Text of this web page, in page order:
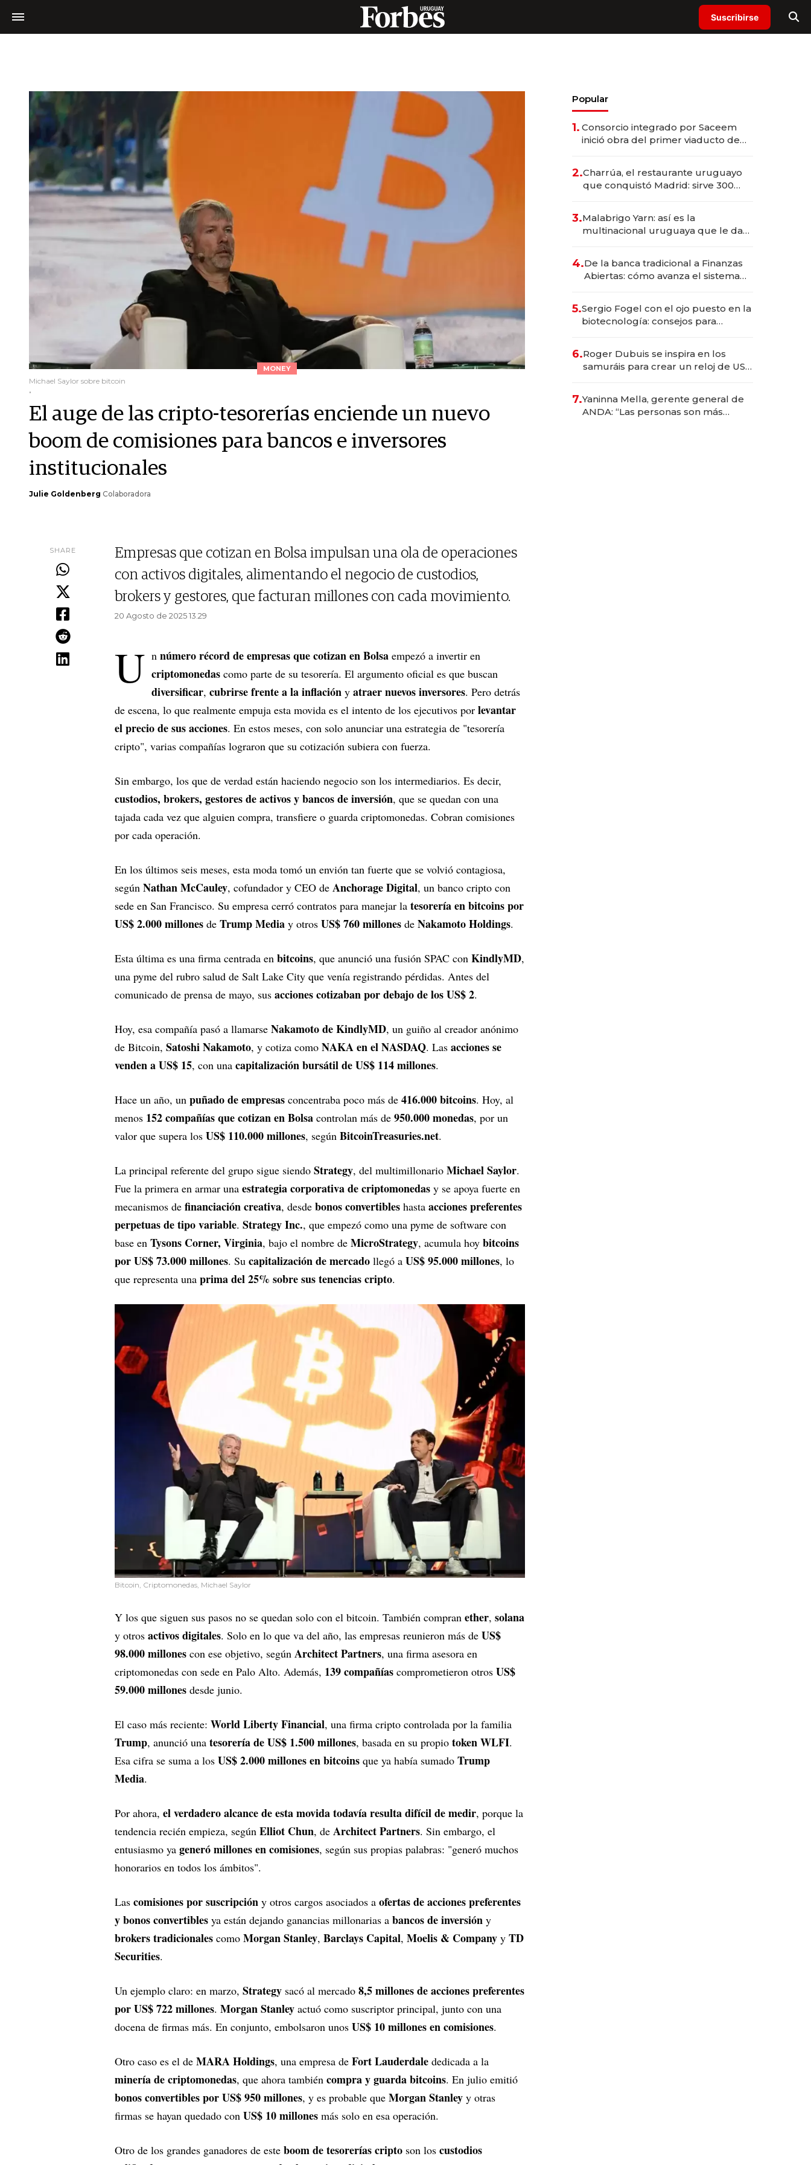
Suscribirse
MONEY
Michael Saylor sobre bitcoin
.
El auge de las cripto-tesorerías enciende un nuevo
boom de comisiones para bancos e inversores
institucionales
Julie Goldenberg Colaboradora
SHARE
Empresas que cotizan en Bolsa impulsan una ola de operaciones
con activos digitales, alimentando el negocio de custodios,
brokers y gestores, que facturan millones con cada movimiento.
20 Agosto de 2025 13.29
U n número récord de empresas que cotizan en Bolsa empezó a invertir en
criptomonedas como parte de su tesorería. El argumento oficial es que buscan
diversificar, cubrirse frente a la inflación y atraer nuevos inversores. Pero detrás
de escena, lo que realmente empuja esta movida es el intento de los ejecutivos por levantar
el precio de sus acciones. En estos meses, con solo anunciar una estrategia de "tesorería
cripto", varias compañías lograron que su cotización subiera con fuerza.
Sin embargo, los que de verdad están haciendo negocio son los intermediarios. Es decir,
custodios, brokers, gestores de activos y bancos de inversión, que se quedan con una
tajada cada vez que alguien compra, transfiere o guarda criptomonedas. Cobran comisiones
por cada operación.
En los últimos seis meses, esta moda tomó un envión tan fuerte que se volvió contagiosa,
según Nathan McCauley, cofundador y CEO de Anchorage Digital, un banco cripto con
sede en San Francisco. Su empresa cerró contratos para manejar la tesorería en bitcoins por
US$ 2.000 millones de Trump Media y otros US$ 760 millones de Nakamoto Holdings.
Esta última es una firma centrada en bitcoins, que anunció una fusión SPAC con KindlyMD,
una pyme del rubro salud de Salt Lake City que venía registrando pérdidas. Antes del
comunicado de prensa de mayo, sus acciones cotizaban por debajo de los US$ 2.
Hoy, esa compañía pasó a llamarse Nakamoto de KindlyMD, un guiño al creador anónimo
de Bitcoin, Satoshi Nakamoto, y cotiza como NAKA en el NASDAQ. Las acciones se
venden a US$ 15, con una capitalización bursátil de US$ 114 millones.
Hace un año, un puñado de empresas concentraba poco más de 416.000 bitcoins. Hoy, al
menos 152 compañías que cotizan en Bolsa controlan más de 950.000 monedas, por un
valor que supera los US$ 110.000 millones, según BitcoinTreasuries.net.
La principal referente del grupo sigue siendo Strategy, del multimillonario Michael Saylor.
Fue la primera en armar una estrategia corporativa de criptomonedas y se apoya fuerte en
mecanismos de financiación creativa, desde bonos convertibles hasta acciones preferentes
perpetuas de tipo variable. Strategy Inc., que empezó como una pyme de software con
base en Tysons Corner, Virginia, bajo el nombre de MicroStrategy, acumula hoy bitcoins
por US$ 73.000 millones. Su capitalización de mercado llegó a US$ 95.000 millones, lo
que representa una prima del 25% sobre sus tenencias cripto.
Bitcoin, Criptomonedas, Michael Saylor
Y los que siguen sus pasos no se quedan solo con el bitcoin. También compran ether, solana
y otros activos digitales. Solo en lo que va del año, las empresas reunieron más de US$
98.000 millones con ese objetivo, según Architect Partners, una firma asesora en
criptomonedas con sede en Palo Alto. Además, 139 compañías comprometieron otros US$
59.000 millones desde junio.
El caso más reciente: World Liberty Financial, una firma cripto controlada por la familia
Trump, anunció una tesorería de US$ 1.500 millones, basada en su propio token WLFI.
Esa cifra se suma a los US$ 2.000 millones en bitcoins que ya había sumado Trump
Media.
Por ahora, el verdadero alcance de esta movida todavía resulta difícil de medir, porque la
tendencia recién empieza, según Elliot Chun, de Architect Partners. Sin embargo, el
entusiasmo ya generó millones en comisiones, según sus propias palabras: "generó muchos
honorarios en todos los ámbitos".
Las comisiones por suscripción y otros cargos asociados a ofertas de acciones preferentes
y bonos convertibles ya están dejando ganancias millonarias a bancos de inversión y
brokers tradicionales como Morgan Stanley, Barclays Capital, Moelis & Company y TD
Securities.
Un ejemplo claro: en marzo, Strategy sacó al mercado 8,5 millones de acciones preferentes
por US$ 722 millones. Morgan Stanley actuó como suscriptor principal, junto con una
docena de firmas más. En conjunto, embolsaron unos US$ 10 millones en comisiones.
Otro caso es el de MARA Holdings, una empresa de Fort Lauderdale dedicada a la
minería de criptomonedas, que ahora también compra y guarda bitcoins. En julio emitió
bonos convertibles por US$ 950 millones, y es probable que Morgan Stanley y otras
firmas se hayan quedado con US$ 10 millones más solo en esa operación.
Otro de los grandes ganadores de este boom de tesorerías cripto son los custodios
Popular
1. Consorcio integrado por Saceem
inició obra del primer viaducto de
millones
2.Charrúa, el restaurante uruguayo
que conquistó Madrid: sirve 300
prepara apertura
3.Malabrigo Yarn: así es la
multinacional uruguaya que le da
4.De la banca tradicional a Finanzas
Abiertas: cómo avanza el sistema
5.Sergio Fogel con el ojo puesto en la
biotecnología: consejos para
6.Roger Dubuis se inspira en los
samuráis para crear un reloj de US$
7.Yaninna Mella, gerente general de
ANDA: “Las personas son más